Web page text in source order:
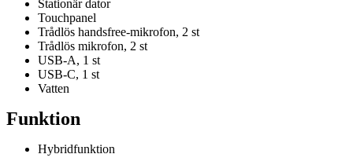
Stationär dator
Touchpanel
Trådlös handsfree-mikrofon, 2 st
Trådlös mikrofon, 2 st
USB-A, 1 st
USB-C, 1 st
Vatten
Funktion
Hybridfunktion